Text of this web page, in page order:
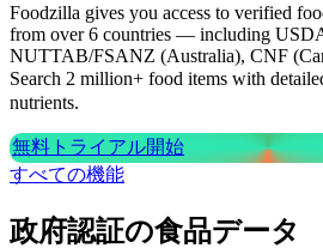
Foodzilla gives you access to verified
from over 6 countries — including
NUTTAB/FSANZ (Australia), CNF
Search 2 million+ food items with
nutrients.
無料トライアル開始
すべての機能
政府認証の食品データ